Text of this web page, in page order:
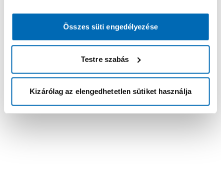
Összes süti engedélyezése
Testre szabás
Kizárólag az elengedhetetlen sütiket használja